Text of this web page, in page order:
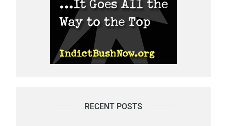
RECENT POSTS